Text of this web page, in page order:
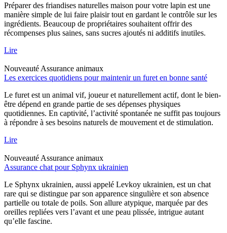
Préparer des friandises naturelles maison pour votre lapin est une
manière simple de lui faire plaisir tout en gardant le contrôle sur les
ingrédients. Beaucoup de propriétaires souhaitent offrir des
récompenses plus saines, sans sucres ajoutés ni additifs inutiles.
Lire
Nouveauté Assurance animaux
Les exercices quotidiens pour maintenir un furet en bonne santé
Le furet est un animal vif, joueur et naturellement actif, dont le bien-
être dépend en grande partie de ses dépenses physiques
quotidiennes. En captivité, l’activité spontanée ne suffit pas toujours
à répondre à ses besoins naturels de mouvement et de stimulation.
Lire
Nouveauté Assurance animaux
Assurance chat pour Sphynx ukrainien
Le Sphynx ukrainien, aussi appelé Levkoy ukrainien, est un chat
rare qui se distingue par son apparence singulière et son absence
partielle ou totale de poils. Son allure atypique, marquée par des
oreilles repliées vers l’avant et une peau plissée, intrigue autant
qu’elle fascine.